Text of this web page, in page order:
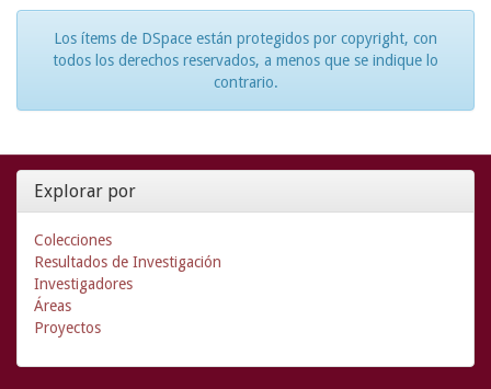
Los ítems de DSpace están protegidos por copyright, con
todos los derechos reservados, a menos que se indique lo
contrario.
Explorar por
Colecciones
Resultados de Investigación
Investigadores
Áreas
Proyectos